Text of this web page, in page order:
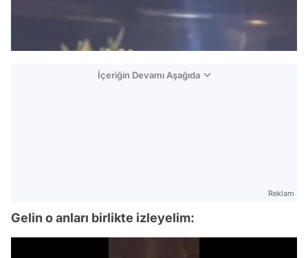
İçeriğin Devamı Aşağıda
Reklam
Gelin o anları birlikte izleyelim: